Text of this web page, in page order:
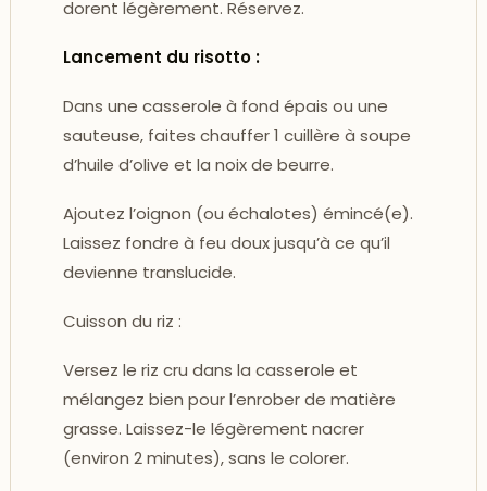
dorent légèrement. Réservez.
Lancement du risotto :
Dans une casserole à fond épais ou une
sauteuse, faites chauffer 1 cuillère à soupe
d’huile d’olive et la noix de beurre.
Ajoutez l’oignon (ou échalotes) émincé(e).
Laissez fondre à feu doux jusqu’à ce qu’il
devienne translucide.
Cuisson du riz :
Versez le riz cru dans la casserole et
mélangez bien pour l’enrober de matière
grasse. Laissez-le légèrement nacrer
(environ 2 minutes), sans le colorer.